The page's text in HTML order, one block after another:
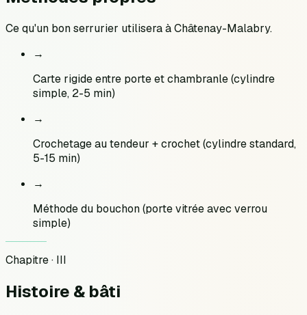
Ce qu'un bon serrurier utilisera àChâtenay-Malabry.
→
Carte rigide entre porte et chambranle (cylindre
simple, 2-5 min)
→
Crochetage au tendeur + crochet (cylindre standard,
5-15 min)
→
Méthode du bouchon (porte vitrée avec verrou
simple)
Chapitre · III
Histoire & bâti